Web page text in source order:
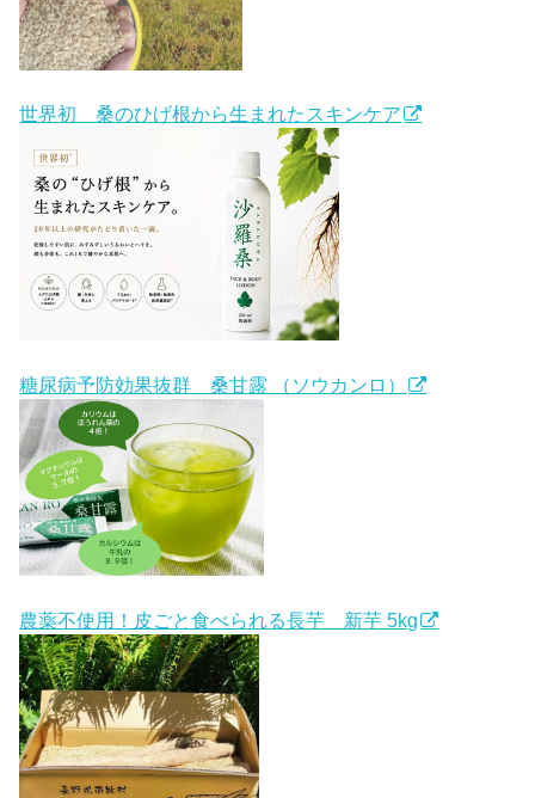
世界初 桑のひげ根から生まれたスキンケア
糖尿病予防効果抜群 桑甘露 （ソウカンロ）
農薬不使用！皮ごと食べられる長芋 新芋 5kg